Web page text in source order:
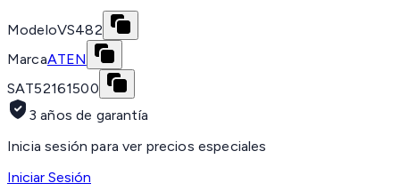
ModeloVS482
MarcaATEN
SAT52161500
3 años de garantía
Inicia sesión para ver precios especiales
Iniciar Sesión